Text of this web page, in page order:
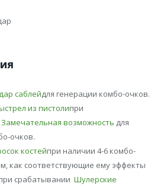
саблейдля генерации комбо-очков.
из пистолипри
Замечательная возможность для
очков.
костейпри наличии 4-6 комбо-
как соответствующие ему эффекты
срабатывании Шулерские